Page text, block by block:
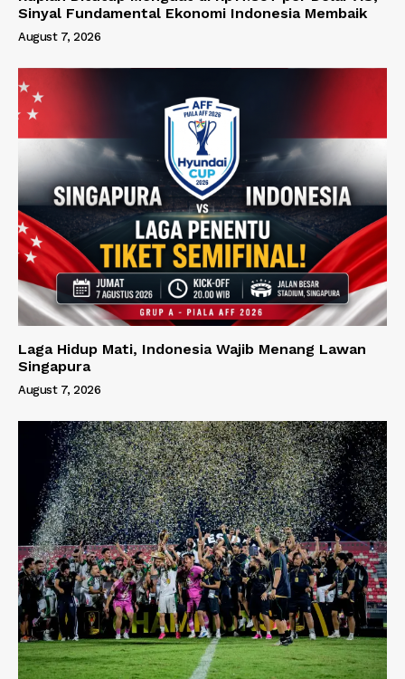
Sinyal Fundamental Ekonomi Indonesia Membaik
August 7, 2026
Laga Hidup Mati, Indonesia Wajib Menang Lawan
Singapura
August 7, 2026